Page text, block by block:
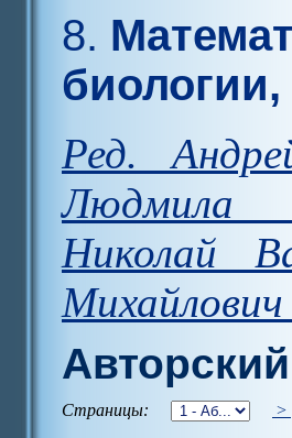
8.
Ред.
Людмила
Николай
Страницы: >